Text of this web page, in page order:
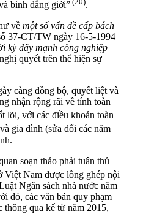
bình đẳng giới”
.
về một số vấn đề cấp bách
37-CT/TW ngày 16-5-1994
kỳ đẩy mạnh công nghiệp
quyết trên thể hiện sự
càng đồng bộ, quyết liệt và
nhận rộng rãi về tính toàn
lõi, với các điều khoản toàn
gia đình (sửa đổi các năm
soạn thảo phải tuân thủ
Việt Nam được lồng ghép nội
Ngân sách nhà nước năm
đó, các văn bản quy phạm
qua kể từ năm 2015,